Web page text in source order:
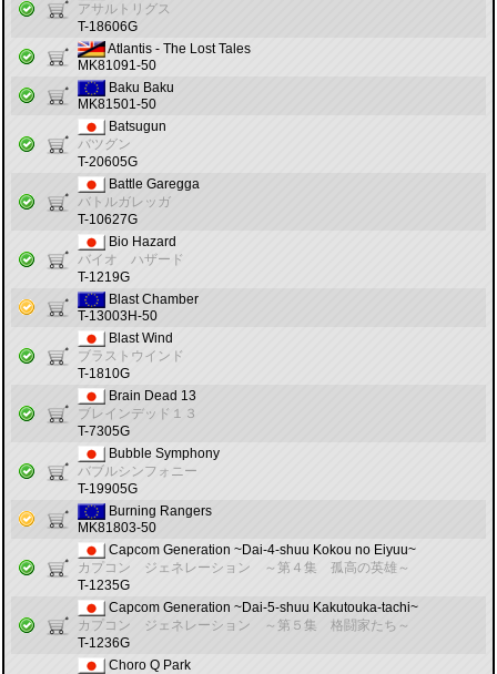
アサルトリグス
T-18606G
Atlantis - The Lost Tales
MK81091-50
Baku Baku
MK81501-50
Batsugun
バツグン
T-20605G
Battle Garegga
バトルガレッガ
T-10627G
Bio Hazard
バイオ ハザード
T-1219G
Blast Chamber
T-13003H-50
Blast Wind
ブラストウインド
T-1810G
Brain Dead 13
ブレインデッド１３
T-7305G
Bubble Symphony
バブルシンフォニー
T-19905G
Burning Rangers
MK81803-50
Capcom Generation ~Dai-4-shuu Kokou no Eiyuu~
カプコン ジェネレーション ～第４集 孤高の英雄～
T-1235G
Capcom Generation ~Dai-5-shuu Kakutouka-tachi~
カプコン ジェネレーション ～第５集 格闘家たち～
T-1236G
Choro Q Park